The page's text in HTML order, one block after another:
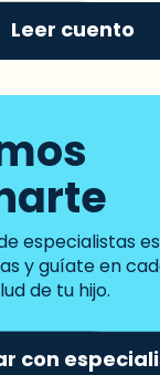
Leer cuento
especialistas
y guíate en
de tu hijo.
con